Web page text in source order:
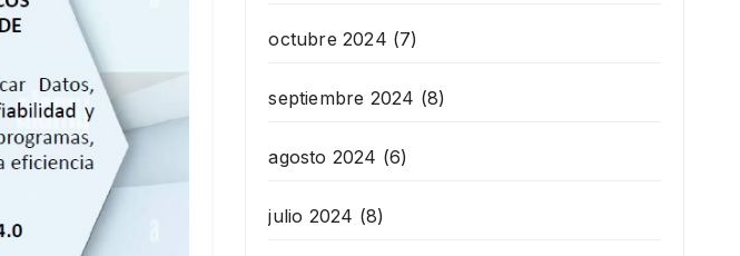
octubre 2024 (7)
septiembre 2024 (8)
agosto 2024 (6)
julio 2024 (8)